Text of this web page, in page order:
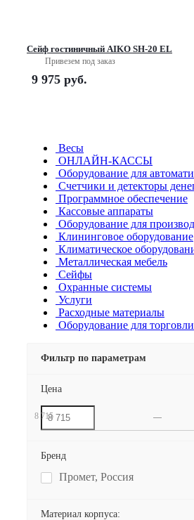
Сейф гостиничный AIKO SH-20 EL
Привезем под заказ
9 975 руб.
Весы
ОНЛАЙН-КАССЫ
Оборудование для
Счетчики и детекторы
Программное обеспечение
Кассовые аппараты
Оборудование для
Клининговое оборудование
Климатическое
Металлическая мебель
Сейфы
Охранные системы
Услуги
Расходные материалы
Оборудование для торговли
Фильтр по параметрам
Цена
8 715
Бренд
Промет, Россия
Материал корпуса: